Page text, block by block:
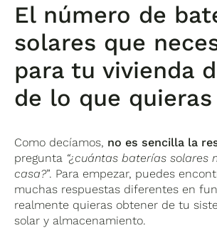
El número de
solares que
para tu vivienda
de lo que quieras
Como decíamos, no es sencilla la
pregunta “¿cuántas baterías solares
casa?”. Para empezar, puedes
muchas respuestas diferentes en
realmente quieras obtener de tu
solar y almacenamiento.